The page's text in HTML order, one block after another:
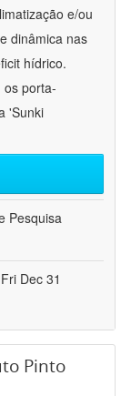
e/ou
dinâmica nas
hídrico.
os porta-
'Sunki
Pesquisa
Dec 31
Pinto